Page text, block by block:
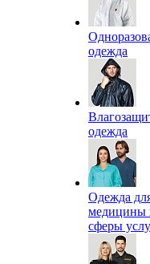
одежда
одежда
Одежда
медицины
сферы